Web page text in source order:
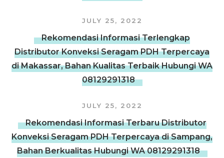
JULY 25, 2022
Rekomendasi Informasi Terlengkap
Distributor Konveksi Seragam PDH Terpercaya
di Makassar, Bahan Kualitas Terbaik Hubungi WA
08129291318
JULY 25, 2022
Rekomendasi Informasi Terbaru Distributor
Konveksi Seragam PDH Terpercaya di Sampang,
Bahan Berkualitas Hubungi WA 08129291318